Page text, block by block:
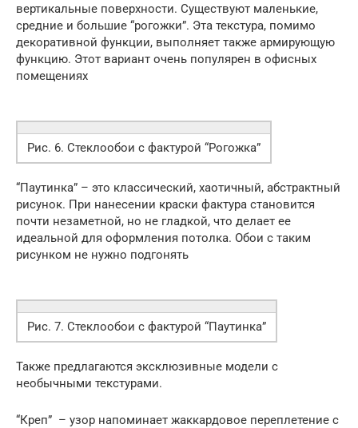
вертикальные поверхности. Существуют маленькие,
средние и большие “рогожки”. Эта текстура, помимо
декоративной функции, выполняет также армирующую
функцию. Этот вариант очень популярен в офисных
помещениях
Рис. 6. Стеклообои с фактурой “Рогожка”
“Паутинка” – это классический, хаотичный, абстрактный
рисунок. При нанесении краски фактура становится
почти незаметной, но не гладкой, что делает ее
идеальной для оформления потолка. Обои с таким
рисунком не нужно подгонять
Рис. 7. Стеклообои с фактурой “Паутинка”
Также предлагаются эксклюзивные модели с
необычными текстурами.
“Креп” – узор напоминает жаккардовое переплетение с